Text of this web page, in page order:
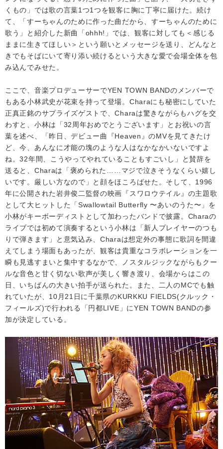
くもの」では歌の言葉1つ1つを観客に胸に丁寧に届けた。続け
て、「すーちゃんのために作った曲だから、すーちゃんのために
歌う」と紹介した新曲「ohhh!」では、観客に対しても＜感じる
ままに生きてほしい＞という願いとメッセージを送り、どんなと
きでもそばにいて寄り添い続けるという大きな愛で会場全体を包
み込んでみせた。
ここで、音楽プロデューサーでYEN TOWN BANDのメンバーで
もある小林武史が花束を持って登場。Charaにも秘密にしていた
正真正銘のサプライズゲストで、Charaは驚きながらもハグを交
わすと、小林は「32周年おめでとうございます」とお祝いの言
葉を述べ、「昨日、デビュー曲『Heaven』のMVを見てきたけ
ど、今、あんなに才能の塊のような人はなかなかいないですよ
ね。32年間、こうやってやれていることもすごいし」と賛辞を
送ると、Charaは「褒められた……マジで泣きそうなくらい嬉し
いです。厳しい方なので」と顔をほころばせた。そして、1996
年に公開された岩井俊二監督の映画『スワロウテイル』の主題歌
として大ヒットした「Swallowtail Butterfly 〜あいのうた〜」を
小林がキーボーディストとして加わったバンドで披露。Charaの
ライブでは初めて演奏するという小林は「新人プレイヤーのつも
りで弾きます」と意気込み、Charaは想定外の事態に歌詞を間違
えてしまう場面もあったが、観客は貴重なコラボレーションを一
瞬も見逃すまいと集中するなかで、ノスタルジックながらもクー
ルな音色と甘く切ない歌声が美しく響き渡り、会場からはこの
日、いちばんの大きい拍手が送られた。また、二人のMCでも触
れていたが、10月21日に千葉県のKURKKU FIELDS(クルック・
フィールズ)で行われる「円都LIVE」にYEN TOWN BANDの参
加が決定している。